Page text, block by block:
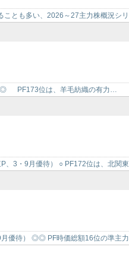
とも多い、2026～27主力株概況シリ
◎ PF173位は、羊毛紡織の有力…
、3・9月優待） ○ PF172位は、北関東
月優待） ◎◎ PF時価総額16位の準主力